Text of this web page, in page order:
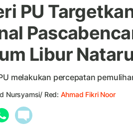
PU
Libur
melakukan percepatan
Nursyamsi/ Red: Ahmad Fikri Noor